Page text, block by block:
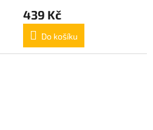
439 Kč
Do košíku